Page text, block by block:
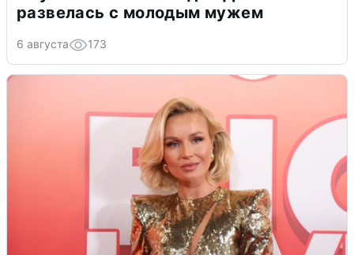
развелась с молодым мужем
6 августа 173